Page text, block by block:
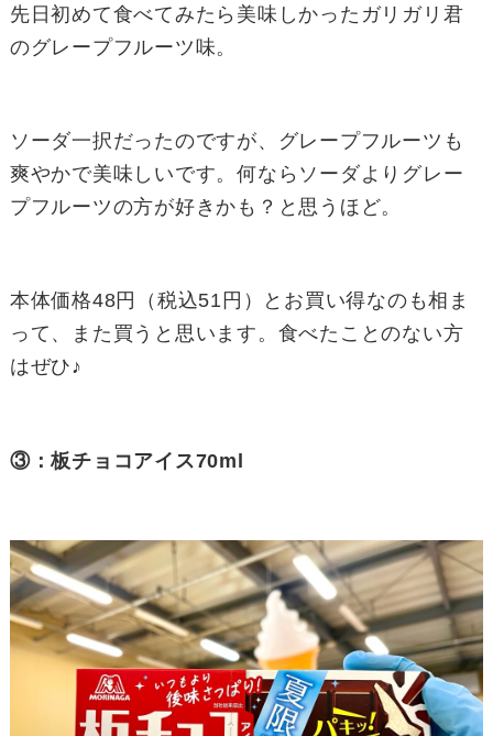
先日初めて食べてみたら美味しかったガリガリ君
のグレープフルーツ味。
ソーダ一択だったのですが、グレープフルーツも
爽やかで美味しいです。何ならソーダよりグレー
プフルーツの方が好きかも？と思うほど。
本体価格48円（税込51円）とお買い得なのも相ま
って、また買うと思います。食べたことのない方
はぜひ♪
③：板チョコアイス70ml